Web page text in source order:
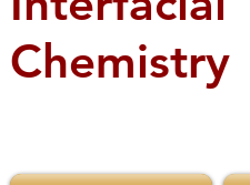
Chemistry